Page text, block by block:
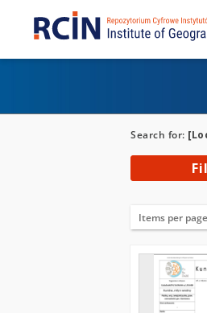
Search for:
Items per